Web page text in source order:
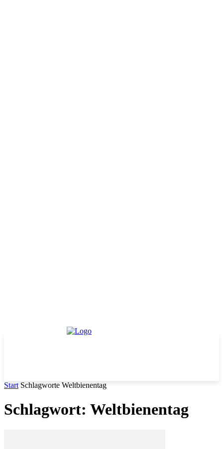
Start Schlagworte Weltbienentag
Schlagwort: Weltbienentag